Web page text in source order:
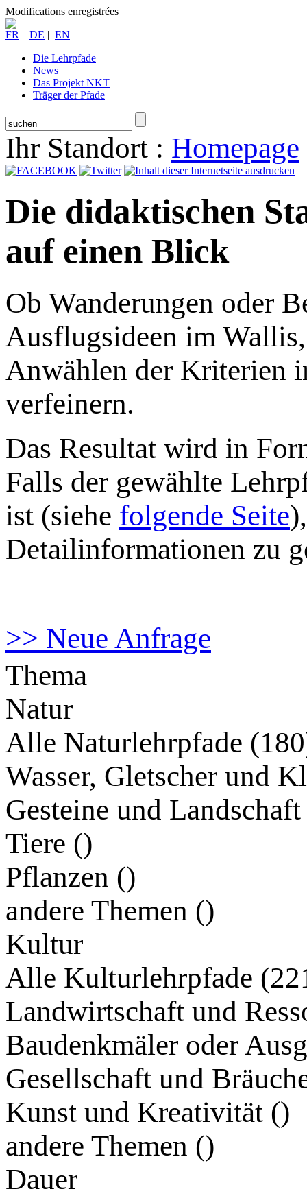
Modifications enregistrées
FR | DE | EN
Die Lehrpfade
News
Das Projekt NKT
Träger der Pfade
Ihr Standort : Homepage
Die didaktischen
auf einen Blick
Ob Wanderungen oder
Ausflugsideen im
Anwählen der Kriterien
verfeinern.
Das Resultat wird in
Falls der gewählte
ist (siehe folgende Seite
Detailinformationen zu
>> Neue Anfrage
Thema
Natur
Alle Naturlehrpfade
Wasser, Gletscher und
Gesteine und
Tiere ()
Pflanzen ()
andere Themen ()
Kultur
Alle Kulturlehrpfade
Landwirtschaft und
Baudenkmäler oder
Gesellschaft und
Kunst und Kreativität ()
andere Themen ()
Dauer